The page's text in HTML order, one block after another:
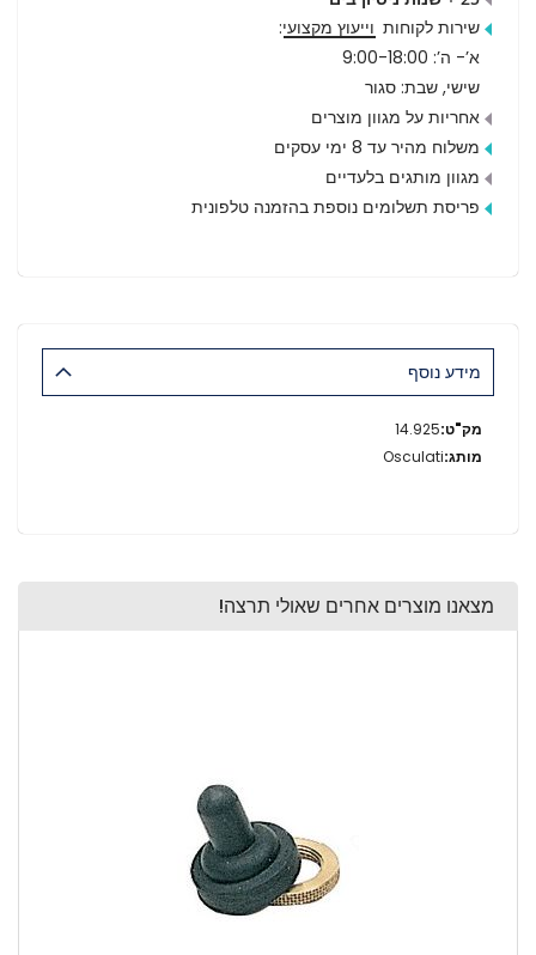
שירות לקוחות וייעוץ מקצועי:
א’- ה’: 9:00-18:00
שישי, שבת: סגור
אחריות על מגוון מוצרים
משלוח מהיר עד 8 ימי עסקים
מגוון מותגים בלעדיים
פריסת תשלומים נוספת בהזמנה טלפונית
מידע נוסף
מידע
נוסף
14.925
Osculati
מצאנו מוצרים אחרים שאולי תרצה!